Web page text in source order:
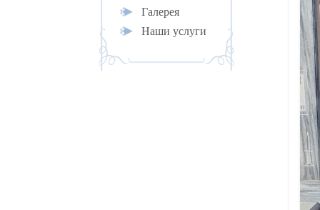
Галерея
Наши услуги